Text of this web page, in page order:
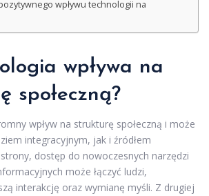
wpływu technologii na
wpływa na
społeczną?
wpływ na strukturę społeczną i może
integracyjnym, jak i źródłem
dostęp do nowoczesnych narzędzi
może łączyć ludzi,
interakcję oraz wymianę myśli. Z drugiej